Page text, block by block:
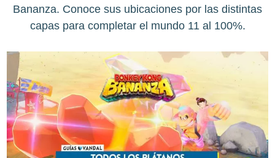
Bananza. Conoce sus ubicaciones por las distintas
capas para completar el mundo 11 al 100%.